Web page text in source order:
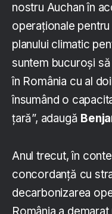
nostru Auchan în
operaționale
planului climatic
suntem bucuroși
în România cu al
însumând o
țară”, adaugă
Anul trecut, în
concordanță cu
decarbonizarea